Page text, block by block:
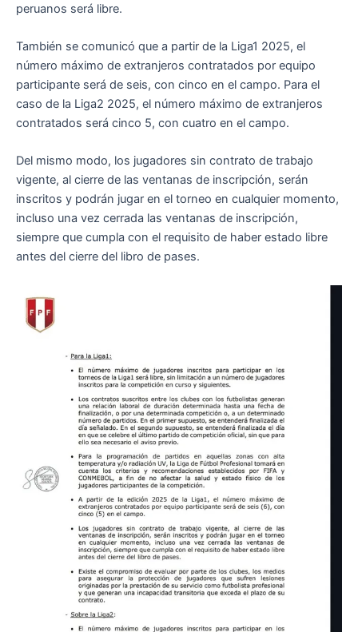
peruanos será libre.
También se comunicó que a partir de la Liga1 2025, el
número máximo de extranjeros contratados por equipo
participante será de seis, con cinco en el campo. Para el
caso de la Liga2 2025, el número máximo de extranjeros
contratados será cinco 5, con cuatro en el campo.
Del mismo modo, los jugadores sin contrato de trabajo
vigente, al cierre de las ventanas de inscripción, serán
inscritos y podrán jugar en el torneo en cualquier momento,
incluso una vez cerrada las ventanas de inscripción,
siempre que cumpla con el requisito de haber estado libre
antes del cierre del libro de pases.